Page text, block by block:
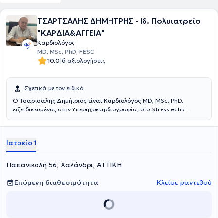
ΤΣΑΡΤΣΑΛΗΣ ΔΗΜΗΤΡΗΣ - Ιδ. Πολυιατρείο
"ΚΑΡΔΙΑ&ΑΓΓΕΙΑ"
Καρδιολόγος
MD, MSc, PhD, FESC
10.0|6 αξιολογήσεις
Σχετικά με τον ειδικό
Ο Τσαρτσαλης Δημήτριος είναι Καρδιολόγος MD, MSc, PhD,
ειξειδικευμένος στην Υπερηχοκαρδιογραφία, στο Stress echo
Υπερηχοκαρδιογράφημα (ΤΟΕ). Διατηρεί ιδιωτικό ιατρείο στο
Πανεπιστήμιο Αθηνών. Στο ίδιο Πανεπιστήμιο απέκτησε το πτυχίο
της Ιατρικής καθώς έλαβε και μεταπτυχιακό τίτλο σπουδών στην
Ιατρική Βιολογία. Η ειδικότητά του στην Καρδιολογία
πραγματοποιήθηκε στο Γενικό Νοσοκομείο Αθηνών "Ιπποκράτειο",
όπου απέκτησε πολύτιμη κλινική εμπειρία στη διάγνωση και
αντιμετώπιση καρδιαγγειακών νοσημάτων, στη διαχείριση οξέων
στεφανιαίων συνδρόμων, στην υπερηχοκαρδιογραφία, καθώς και
στη φροντίδα ασθενών με καρδιακή ανεπάρκεια και αρρυθμίες.
Ιατρείο 1
Παπανικολή 56, Χαλάνδρι, ΑΤΤΙΚΗ
Επόμενη διαθεσιμότητα
Κλείσε ραντεβού